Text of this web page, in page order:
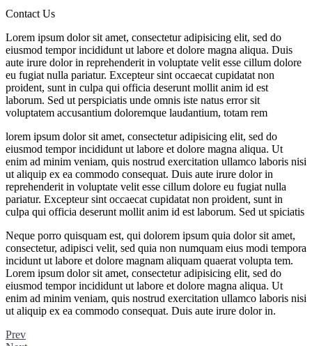
Contact Us
Lorem ipsum dolor sit amet, consectetur adipisicing elit, sed do
eiusmod tempor incididunt ut labore et dolore magna aliqua. Duis
aute irure dolor in reprehenderit in voluptate velit esse cillum dolore
eu fugiat nulla pariatur. Excepteur sint occaecat cupidatat non
proident, sunt in culpa qui officia deserunt mollit anim id est
laborum. Sed ut perspiciatis unde omnis iste natus error sit
voluptatem accusantium doloremque laudantium, totam rem
lorem ipsum dolor sit amet, consectetur adipisicing elit, sed do
eiusmod tempor incididunt ut labore et dolore magna aliqua. Ut
enim ad minim veniam, quis nostrud exercitation ullamco laboris nisi
ut aliquip ex ea commodo consequat. Duis aute irure dolor in
reprehenderit in voluptate velit esse cillum dolore eu fugiat nulla
pariatur. Excepteur sint occaecat cupidatat non proident, sunt in
culpa qui officia deserunt mollit anim id est laborum. Sed ut spiciatis
Neque porro quisquam est, qui dolorem ipsum quia dolor sit amet,
consectetur, adipisci velit, sed quia non numquam eius modi tempora
incidunt ut labore et dolore magnam aliquam quaerat volupta tem.
Lorem ipsum dolor sit amet, consectetur adipisicing elit, sed do
eiusmod tempor incididunt ut labore et dolore magna aliqua. Ut
enim ad minim veniam, quis nostrud exercitation ullamco laboris nisi
ut aliquip ex ea commodo consequat. Duis aute irure dolor in.
Prev